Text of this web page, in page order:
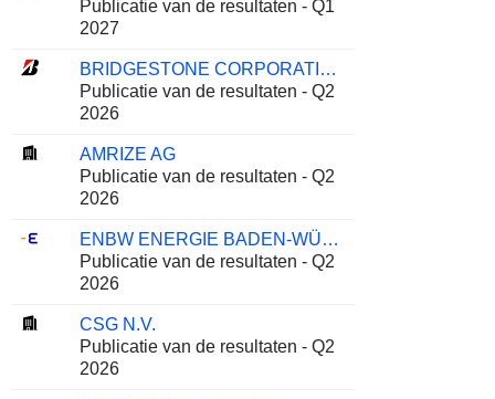
Publicatie van de resultaten - Q1
2027
BRIDGESTONE CORPORATION
Publicatie van de resultaten - Q2
2026
AMRIZE AG
Publicatie van de resultaten - Q2
2026
ENBW ENERGIE BADEN-WÜRTTEMBERG AG
Publicatie van de resultaten - Q2
2026
CSG N.V.
Publicatie van de resultaten - Q2
2026